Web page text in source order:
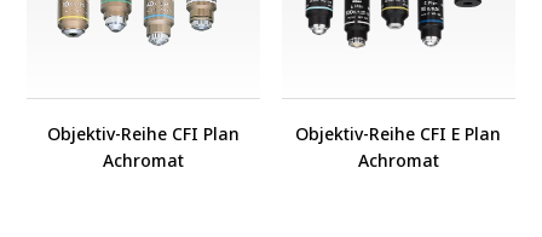
Objektiv-Reihe CFI Plan
Achromat
Objektiv-Reihe CFI E Plan
Achromat